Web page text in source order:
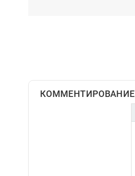
КОММЕНТИРОВАНИЕ